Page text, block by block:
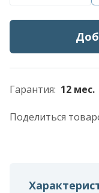
Гарантия: 12 мес.
Поделиться